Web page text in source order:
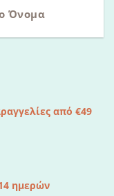
Όνομα
από €49
ημερών